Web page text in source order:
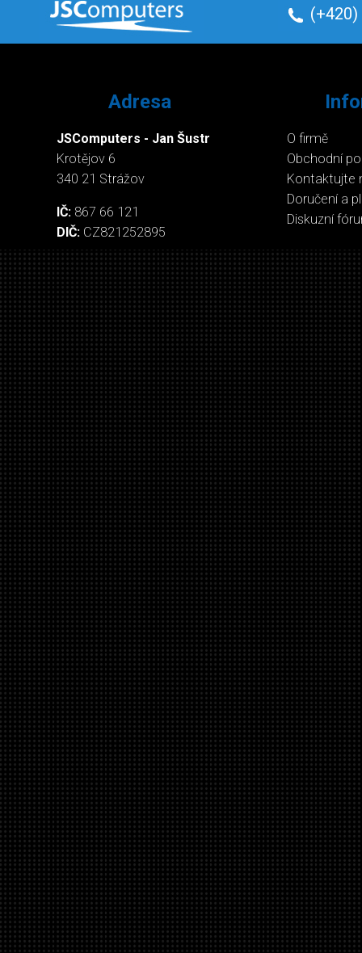
(+420)
Adresa
JSComputers - Jan Šustr
Krotějov 6
340 21 Strážov
IČ: 867 66 121
DIČ: CZ821252895
O firmě
Obchodní
Kontaktujte
Doručení a
Diskuzní